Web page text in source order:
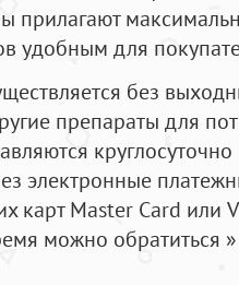
удобным для
без
препараты для
круглосуточно
электронные
карт Master Card или
можно обратиться